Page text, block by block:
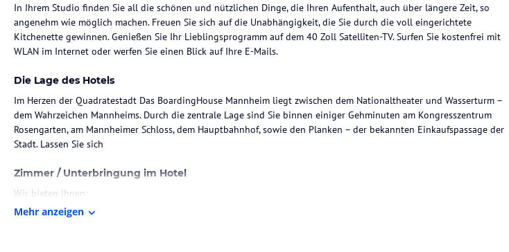
In Ihrem Studio finden Sie all die schönen und nützlichen Dinge, die Ihren Aufenthalt, auch über längere Zeit, so
angenehm wie möglich machen. Freuen Sie sich auf die Unabhängigkeit, die Sie durch die voll eingerichtete
Kitchenette gewinnen. Genießen Sie Ihr Lieblingsprogramm auf dem 40 Zoll Satelliten-TV. Surfen Sie kostenfrei mit
WLAN im Internet oder werfen Sie einen Blick auf Ihre E-Mails.
Die Lage des Hotels
Im Herzen der Quadratestadt Das BoardingHouse Mannheim liegt zwischen dem Nationaltheater und Wasserturm –
dem Wahrzeichen Mannheims. Durch die zentrale Lage sind Sie binnen einiger Gehminuten am Kongresszentrum
Rosengarten, am Mannheimer Schloss, dem Hauptbahnhof, sowie den Planken – der bekannten Einkaufspassage der
Stadt. Lassen Sie sich
Zimmer / Unterbringung im Hotel
Wir bieten Ihnen:
• 1 Personen-Studios
Mehr anzeigen